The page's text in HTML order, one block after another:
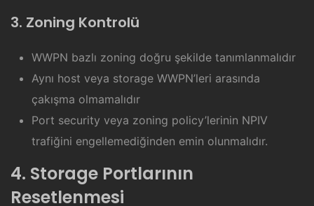
3. Zoning Kontrolü
WWPN bazlı zoning doğru şekilde tanımlanmalıdır
Aynı host veya storage WWPN’leri arasında
çakışma olmamalıdır
Port security veya zoning policy’lerinin NPIV
trafiğini engellemediğinden emin olunmalıdır.
4. Storage Portlarının
Resetlenmesi